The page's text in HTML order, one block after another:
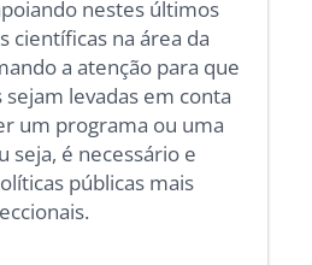
nestes últimos
científicas na área da
a atenção para que
sejam levadas em conta
um programa ou uma
seja, é necessário e
públicas mais